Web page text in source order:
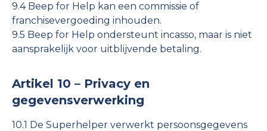
9.4 Beep for Help kan een commissie of
franchisevergoeding inhouden.
9.5 Beep for Help ondersteunt incasso, maar is niet
aansprakelijk voor uitblijvende betaling.
Artikel 10 – Privacy en
gegevensverwerking
10.1 De Superhelper verwerkt persoonsgegevens